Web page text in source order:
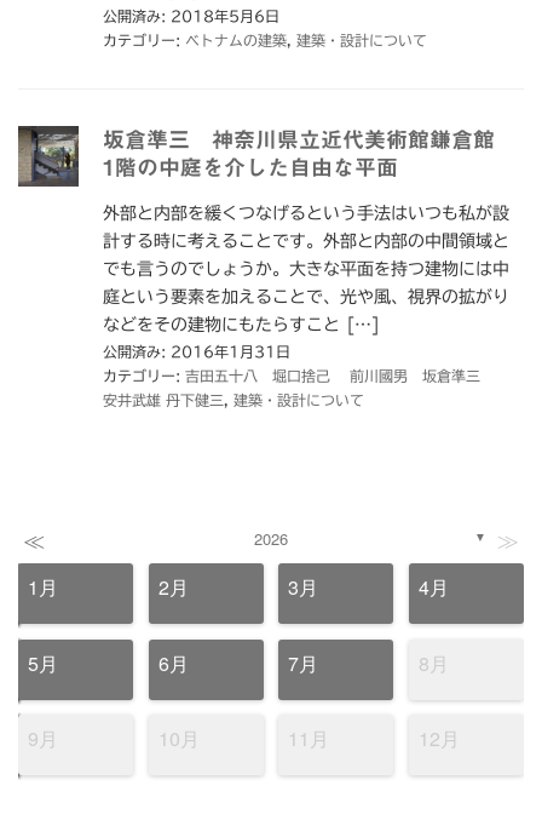
公開済み: 2018年5月6日
カテゴリー: ベトナムの建築 建築・設計について
坂倉準三 神奈川県立近代美術館鎌倉館
1階の中庭を介した自由な平面
外部と内部を緩くつなげるという手法はいつも私が設
計する時に考えることです。外部と内部の中間領域と
でも言うのでしょうか。大きな平面を持つ建物には中
庭という要素を加えることで、光や風、視界の拡がり
などをその建物にもたらすこと […]
公開済み: 2016年1月31日
カテゴリー: 吉田五十八 堀口捨己 前川國男 坂倉準三
安井武雄 丹下健三
建築・設計について
≪ 2026 ▼ ≫
1月 2月 3月 4月
5月 6月 7月 8月
9月 10月 11月 12月